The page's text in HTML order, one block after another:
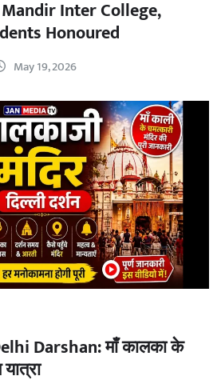
Inter College,
Honoured
May 19, 2026
Darshan: माँ कालका के